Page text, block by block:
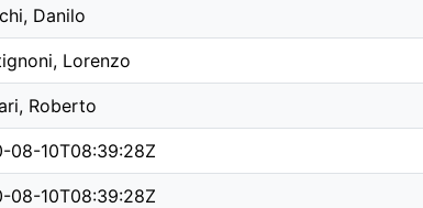
Danilo
Lorenzo
Roberto
08-10T08:39:28Z
08-10T08:39:28Z